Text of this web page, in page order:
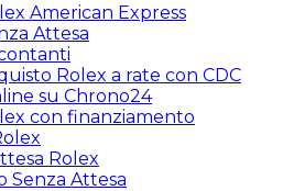
American Express
Attesa
Rolex a rate con CDC
su Chrono24
con finanziamento
Rolex
Senza Attesa